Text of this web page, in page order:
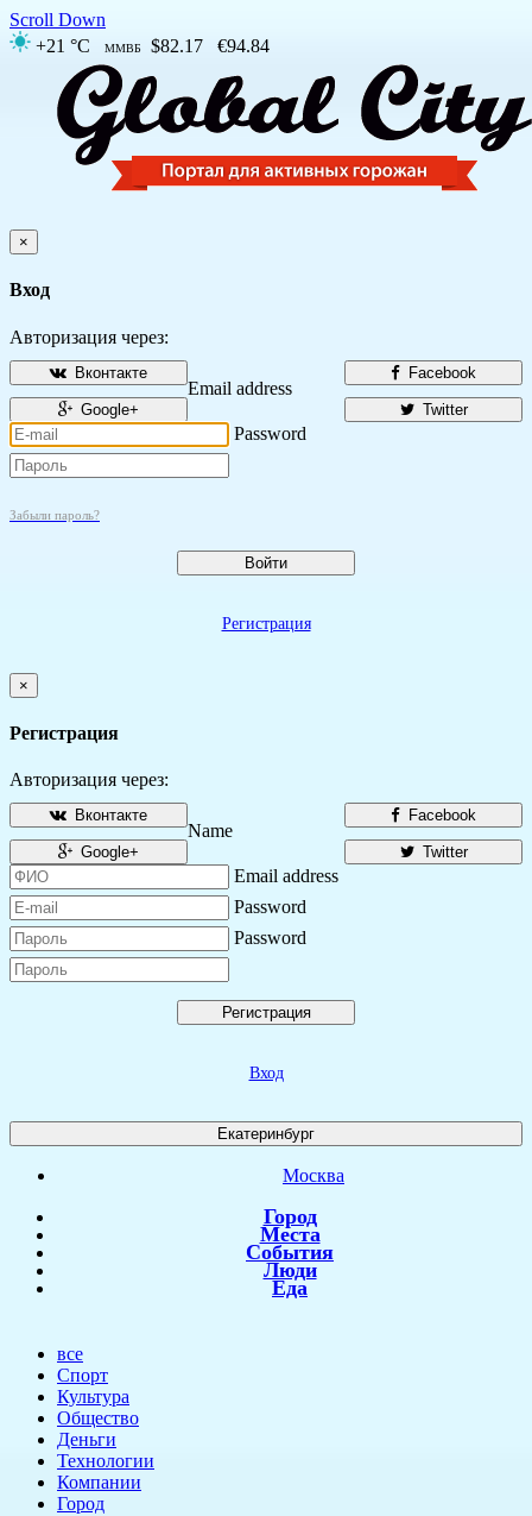
Scroll Down
+21 °C
ММВБ $82.17 €94.84
×
Вход
Авторизация через:
Facebook
Вконтакте
Twitter
Google+
Email address
Password
Забыли пароль?
Войти
Регистрация
×
Регистрация
Авторизация через:
Facebook
Вконтакте
Twitter
Google+
Name
Email address
Password
Password
Регистрация
Вход
Екатеринбург
Москва
Город
Места
События
Люди
Еда
все
Спорт
Культура
Общество
Деньги
Технологии
Компании
Город